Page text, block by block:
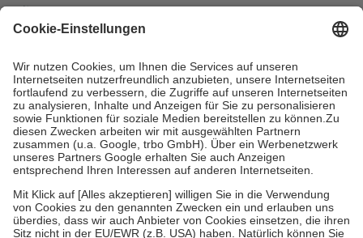
mit.
Grundsätzlich leisten Mitglieder Zuzahlungen in Höhe von zehn
höchstens zehn Euro.
Es sind jedoch nie mehr als die tatsächlichen
Kosten der Leistung zu entrichten.
Diese Regeln gelten grundsätzlich auch für Online-Apotheken.
Bei Heilmitteln und häuslicher Krankenpflege beträgt die
Zuzahlung zehn Prozent der Kosten sowie zehn Euro je
Verordnung.
Um das Engagement der Versicherten für ihre eigene Gesundheit zu
stärken und die besondere Stellung der Familie zu unterstützen,
fallenkeine Zuzahlungenan bei:
• Kindern und Jugendlichen bis zum vollendeten 18. Lebensjahr
mit Ausnahme der Fahrkosten